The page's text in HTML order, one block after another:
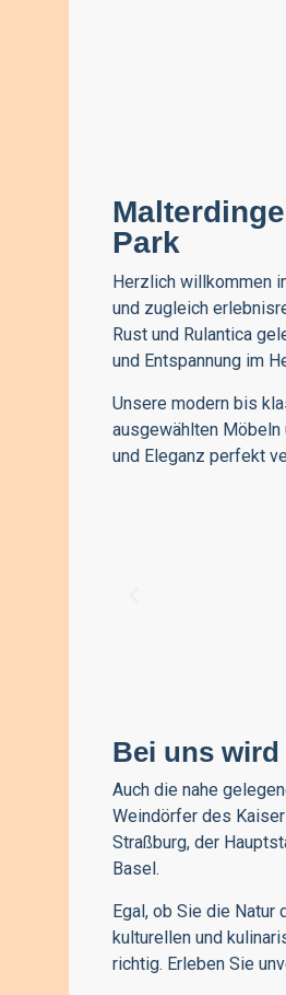
Park
Herzlich willkommen
und zugleich
Rust und Rulantica
und Entspannung im
Unsere modern bis
ausgewählten
und Eleganz perfekt
Bei uns
Auch die nahe
Weindörfer des
Straßburg, der
Basel.
Egal, ob Sie die Natur
kulturellen und
richtig. Erleben Sie